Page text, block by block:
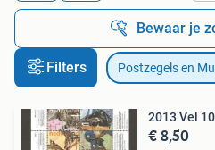
Bewaar je
Filters Postzegels en
2013 Vel
€ 8,50